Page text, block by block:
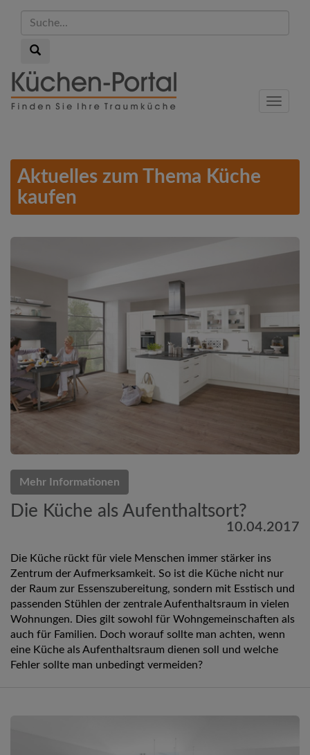
Suche...
Skip
to
main
Menu
Aktuelles zum Thema Küche
kaufen
Mehr Informationen
Die Küche als Aufenthaltsort?
10.04.2017
Die Küche rückt für viele Menschen immer stärker ins
Zentrum der Aufmerksamkeit. So ist die Küche nicht nur
der Raum zur Essenszubereitung, sondern mit Esstisch und
passenden Stühlen der zentrale Aufenthaltsraum in vielen
Wohnungen. Dies gilt sowohl für Wohngemeinschaften als
auch für Familien. Doch worauf sollte man achten, wenn
eine Küche als Aufenthaltsraum dienen soll und welche
Fehler sollte man unbedingt vermeiden?